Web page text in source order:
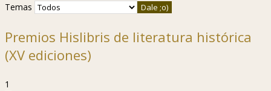
Temas
Premios Hislibris de literatura histórica
(XV ediciones)
1